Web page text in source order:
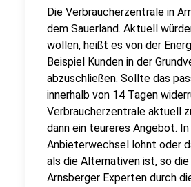
Die Verbraucherzentrale in
dem Sauerland. Aktuell
wollen, heißt es von der
Beispiel Kunden in der
abzuschließen. Sollte das
innerhalb von 14 Tagen
Verbraucherzentrale aktuell
dann ein teureres Angebot.
Anbieterwechsel lohnt oder
als die Alternativen ist, so
Arnsberger Experten durch